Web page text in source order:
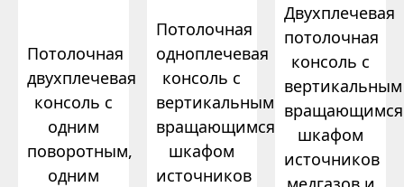
Потолочная
двухплечевая
консоль с
одним
поворотным,
одним
Потолочная
одноплечевая
консоль с
вертикальным
вращающимся
шкафом
источников
Двухплечевая
потолочная
консоль с
вертикальным
вращающимся
шкафом
источников